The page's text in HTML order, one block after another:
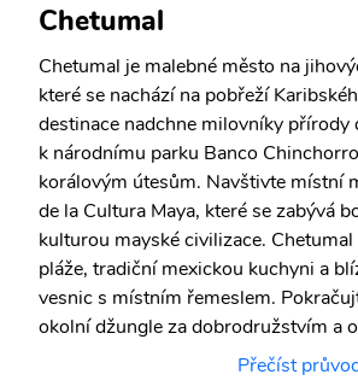
Chetumal
Chetumal je malebné město na
které se nachází na pobřeží
destinace nadchne milovníky přírody
k národnímu parku Banco
korálovým útesům. Navštivte místní
de la Cultura Maya, které se zabývá
kulturou mayské civilizace.
pláže, tradiční mexickou kuchyni a
vesnic s místním řemeslem.
okolní džungle za dobrodružstvím a
Přečíst